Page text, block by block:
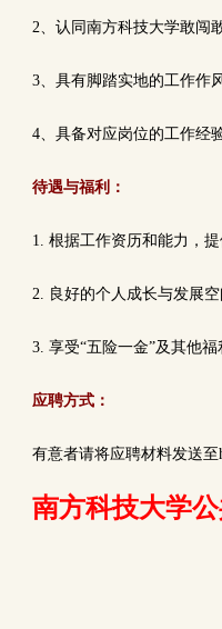
2、认同南方科技大学敢闯
3、具有脚踏实地的工作作
4、具备对应岗位的工作经
待遇与福利：
1. 根据工作资历和能力，
2. 良好的个人成长与发展空
3. 享受“五险一金”及其他福
应聘方式：
有意者请将应聘材料发送至
南方科技大学